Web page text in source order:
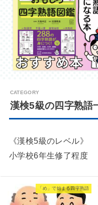
漢検5級の四字熟語
《漢検5級のレベル》
小学校6年生修了程度
「め」で始まる四字熟語